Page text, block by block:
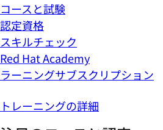
コースと試験
認定資格
スキルチェック
Red Hat Academy
ラーニングサブスクリプション
トレーニングの詳細